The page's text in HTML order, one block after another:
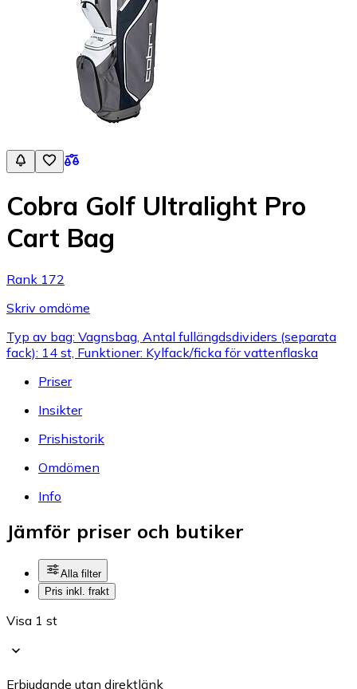
Cobra Golf Ultralight Pro
Cart Bag
Rank 172
Skriv omdöme
Typ av bag: Vagnsbag, Antal fullängdsdividers (separata
fack): 14 st, Funktioner: Kylfack/ficka för vattenflaska
Priser
Insikter
Prishistorik
Omdömen
Info
Jämför priser och butiker
Alla filter
Pris inkl. frakt
Visa 1 st
Erbjudande utan direktlänk